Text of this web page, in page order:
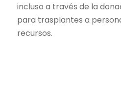
incluso a través de la
para trasplantes a
recursos.